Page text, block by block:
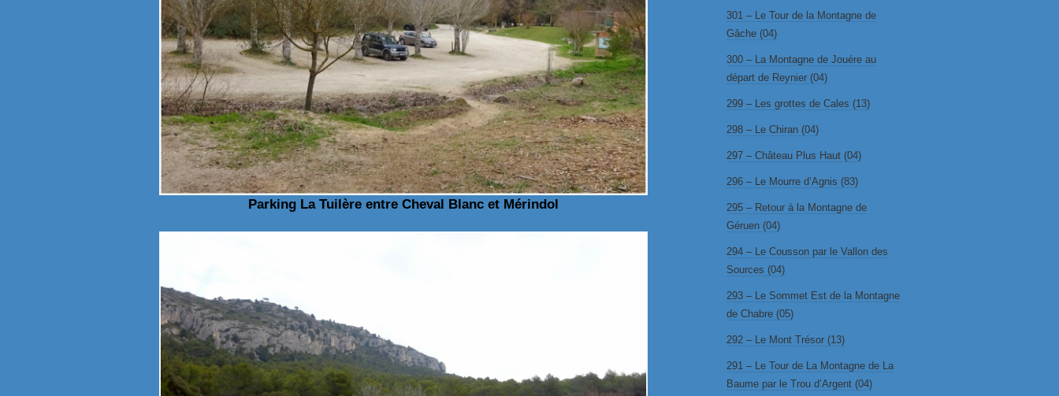
Parking La Tuilère entre Cheval Blanc et Mérindol
301 – Le Tour de la Montagne de
Gâche (04)
300 – La Montagne de Jouére au
départ de Reynier (04)
299 – Les grottes de Cales (13)
298 – Le Chiran (04)
297 – Château Plus Haut (04)
296 – Le Mourre d’Agnis (83)
295 – Retour à la Montagne de
Géruen (04)
294 – Le Cousson par le Vallon des
Sources (04)
293 – Le Sommet Est de la Montagne
de Chabre (05)
292 – Le Mont Trésor (13)
291 – Le Tour de La Montagne de La
Baume par le Trou d’Argent (04)